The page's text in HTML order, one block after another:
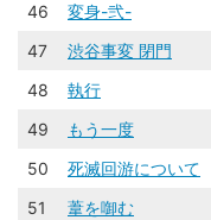
46
変身-弐-
47
渋谷事変 閉門
48
執行
49
もう一度
50
死滅回游について
51
葦を啣む